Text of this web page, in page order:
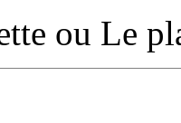
ou Le